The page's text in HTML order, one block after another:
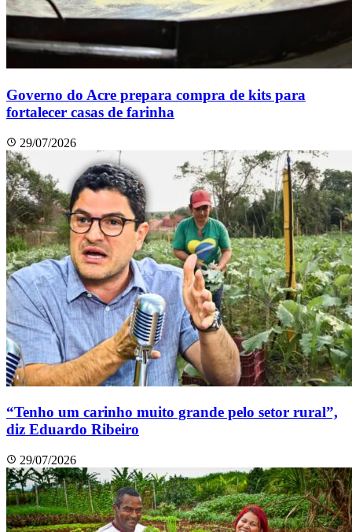
Governo do Acre prepara compra de kits para
fortalecer casas de farinha
29/07/2026
“Tenho um carinho muito grande pelo setor rural”,
diz Eduardo Ribeiro
29/07/2026